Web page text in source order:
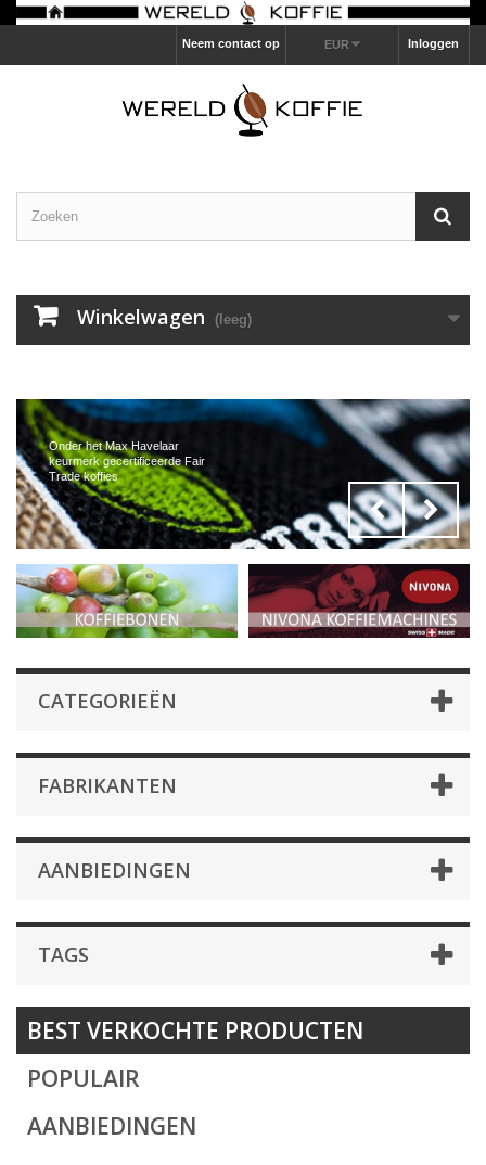
Inloggen
EUR
Neem contact op
Winkelwagen (leeg)
CATEGORIEËN
FABRIKANTEN
AANBIEDINGEN
TAGS
BEST VERKOCHTE PRODUCTEN
POPULAIR
AANBIEDINGEN